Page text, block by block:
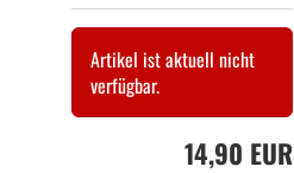
Artikel ist aktuell nicht
verfügbar.
14,90 EUR